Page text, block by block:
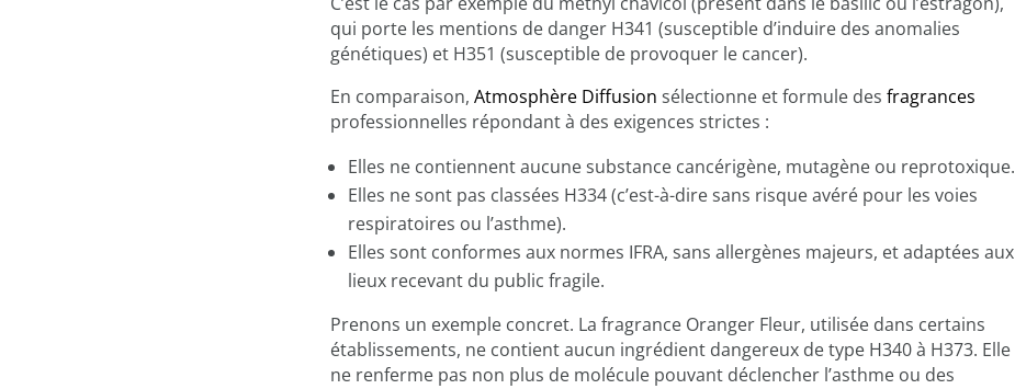
qui porte les mentions de danger H341 (susceptible d’induire des anomalies
génétiques) et H351 (susceptible de provoquer le cancer).
En comparaison, Atmosphère Diffusion sélectionne et formule des fragrances
professionnelles répondant à des exigences strictes :
Elles ne contiennent aucune substance cancérigène, mutagène ou reprotoxique.
Elles ne sont pas classées H334 (c’est-à-dire sans risque avéré pour les voies
respiratoires ou l’asthme).
Elles sont conformes aux normes IFRA, sans allergènes majeurs, et adaptées aux
lieux recevant du public fragile.
Prenons un exemple concret. La fragrance Oranger Fleur, utilisée dans certains
établissements, ne contient aucun ingrédient dangereux de type H340 à H373. Elle
ne renferme pas non plus de molécule pouvant déclencher l’asthme ou des